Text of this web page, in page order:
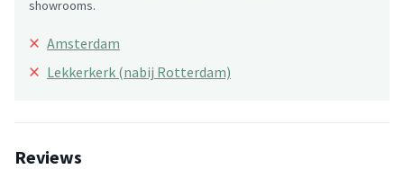
showrooms.
× Amsterdam
× Lekkerkerk (nabij Rotterdam)
Reviews